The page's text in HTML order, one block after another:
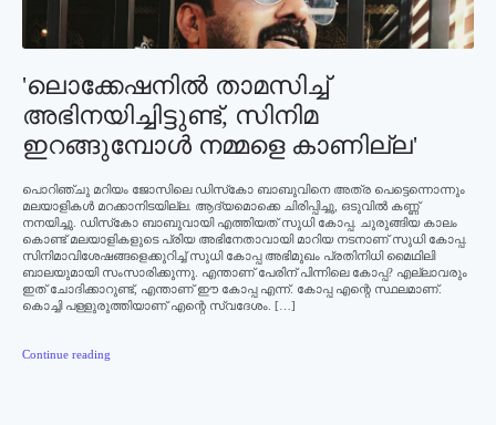
'ലൊക്കേഷനില്‍ താമസിച്ച്‌
അഭിനയിച്ചിട്ടുണ്ട്‌, സിനിമ
ഇറങ്ങുമ്പോള്‍ നമ്മളെ കാണില്ല'
പൊറിഞ്ചു മറിയം ജോസിലെ ഡിസ്‌കോ ബാബുവിനെ അത്ര പെട്ടെന്നൊന്നും
മലയാളികള്‍ മറക്കാനിടയില്ല. ആദ്യമൊക്കെ ചിരിപ്പിച്ചു, ഒടുവില്‍ കണ്ണ്
നനയിച്ചു. ഡിസ്‌കോ ബാബുവായി എത്തിയത് സുധി കോപ്പ. ചുരുങ്ങിയ കാലം
കൊണ്ട് മലയാളികളുടെ പ്രിയ അഭിനേതാവായി മാറിയ നടനാണ് സുധി കോപ്പ.
സിനിമാവിശേഷങ്ങളെക്കുറിച്ച് സുധി കോപ്പ അഭിമുഖം പ്രതിനിധി മൈഥിലി
ബാലയുമായി സംസാരിക്കുന്നു. എന്താണ് പേരിന് പിന്നിലെ കോപ്പ? എല്ലാവരും
ഇത് ചോദിക്കാറുണ്ട്, എന്താണ് ഈ കോപ്പ എന്ന്. കോപ്പ എന്റെ സ്ഥലമാണ്.
കൊച്ചി പള്ളുരുത്തിയാണ് എന്റെ സ്വദേശം. […]
Continue reading